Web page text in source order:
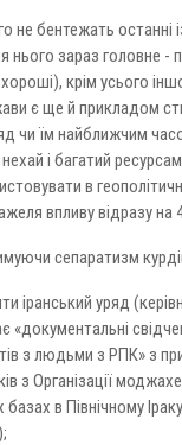
не бентежать останні
нього зараз головне -
крім усього
є ще й прикладом
чи їм найближчим
і багатий
в
впливу відразу на
сепаратизм
іранський уряд
з людьми з РПК» з
з Організації
в Північному